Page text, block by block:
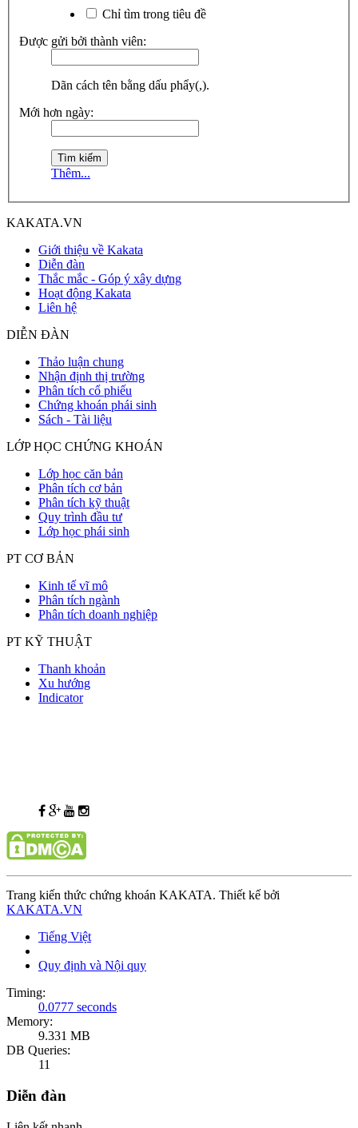
Chỉ tìm trong tiêu đề
Được gửi bởi thành viên:
Dãn cách tên bằng dấu phẩy(,).
Mới hơn ngày:
Thêm...
KAKATA.VN
Giới thiệu về Kakata
Diễn đàn
Thắc mắc - Góp ý xây dựng
Hoạt động Kakata
Liên hệ
DIỄN ĐÀN
Thảo luận chung
Nhận định thị trường
Phân tích cổ phiếu
Chứng khoán phái sinh
Sách - Tài liệu
LỚP HỌC CHỨNG KHOÁN
Lớp học căn bản
Phân tích cơ bản
Phân tích kỹ thuật
Quy trình đầu tư
Lớp học phái sinh
PT CƠ BẢN
Kinh tế vĩ mô
Phân tích ngành
Phân tích doanh nghiệp
PT KỸ THUẬT
Thanh khoản
Xu hướng
Indicator
Trang kiến thức chứng khoán KAKATA. Thiết kế bởi
KAKATA.VN
Tiếng Việt
Quy định và Nội quy
Timing:
0.0777 seconds
Memory:
9.331 MB
DB Queries:
11
Diễn đàn